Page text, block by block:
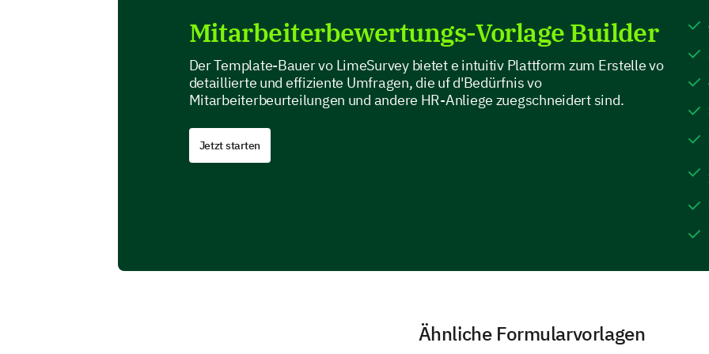
Lernmöglichkeiten
Gesundheitliche Work-Life-Balance
Bitte erläutern Sie Ihre Wahl, was Sie am
Einsichten zu Teamarbeit und Kommunikation
Mitarbeiterbewertungs-Vorlage Builder
Der Template-Bauer vo LimeSurvey bietet e intuitiv Plattform zum Erstelle vo
detaillierte und effiziente Umfragen, die uf d'Bedürfnis vo
Mitarbeiterbeurteilungen und andere HR-Anliege zuegschneidert sind.
Jetzt starten
Ähnliche Formularvorlagen